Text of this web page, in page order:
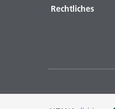
Rechtliches